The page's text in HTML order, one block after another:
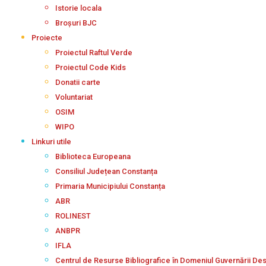
Istorie locala
Broșuri BJC
Proiecte
Proiectul Raftul Verde
Proiectul Code Kids
Donatii carte
Voluntariat
OSIM
WIPO
Linkuri utile
Biblioteca Europeana
Consiliul Județean Constanța
Primaria Municipiului Constanța
ABR
ROLINEST
ANBPR
IFLA
Centrul de Resurse Bibliografice în Domeniul Guvernării